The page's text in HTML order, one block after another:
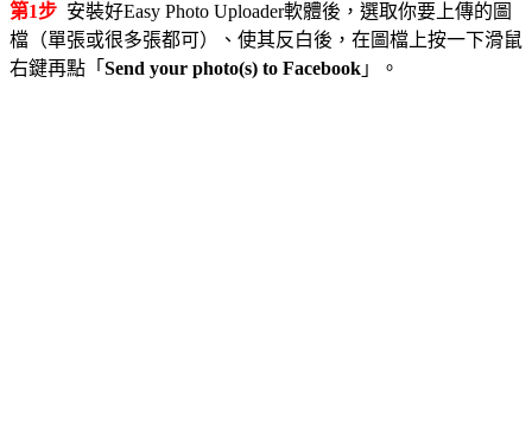
第1步 安裝好Easy Photo Uploader軟體後，選取你要上傳的圖
檔（單張或很多張都可）、使其反白後，在圖檔上按一下滑鼠
右鍵再點「 Send your photo(s) to Facebook 」。